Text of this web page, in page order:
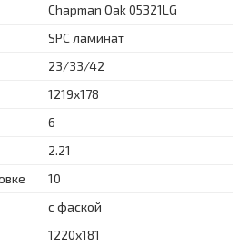
Chapman Oak 05321LG
SPC ламинат
23/33/42
1219х178
6
2.21
10
с фаской
1220х181